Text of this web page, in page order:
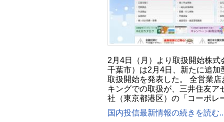
2月4日（月）より取扱開始株
千葉市）は2月4日、新たに追
取扱開始を発表した。 全営業
キングでの取扱が、三井住友ア
社（東京都港区）の「コーポ
国内投信最新情報の続きを読む